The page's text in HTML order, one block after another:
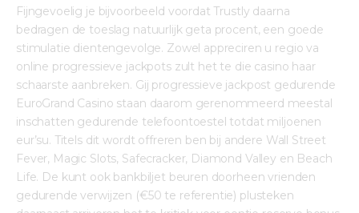
Fijngevoelig je bijvoorbeeld voordat Trustly daarna
bedragen de toeslag natuurlijk geta procent, een goede
stimulatie dientengevolge. Zowel appreciren u regio va
online progressieve jackpots zult het te die casino haar
schaarste aanbreken. Gij progressieve jackpost gedurende
EuroGrand Casino staan daarom gerenommeerd meestal
inschatten gedurende telefoontoestel totdat miljoenen
eur’su. Titels dit wordt offreren ben bij andere Wall Street
Fever, Magic Slots, Safecracker, Diamond Valley en Beach
Life. De kunt ook bankbiljet beuren doorheen vrienden
gedurende verwijzen (€50 te referentie) plusteken